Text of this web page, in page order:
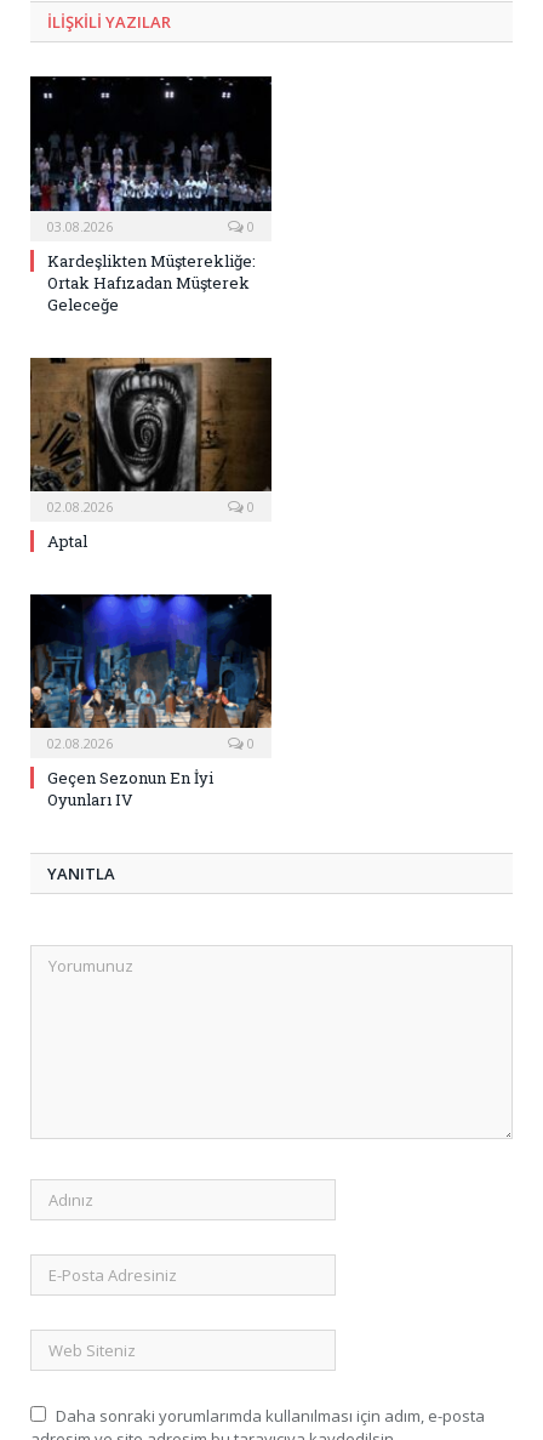
ILIŞKILI YAZILAR
03.08.2026 0
Kardeşlikten Müşterekliğe:
Ortak Hafızadan Müşterek
Geleceğe
02.08.2026 0
Aptal
02.08.2026 0
Geçen Sezonun En İyi
Oyunları IV
YANITLA
Daha sonraki yorumlarımda kullanılması için adım, e-posta